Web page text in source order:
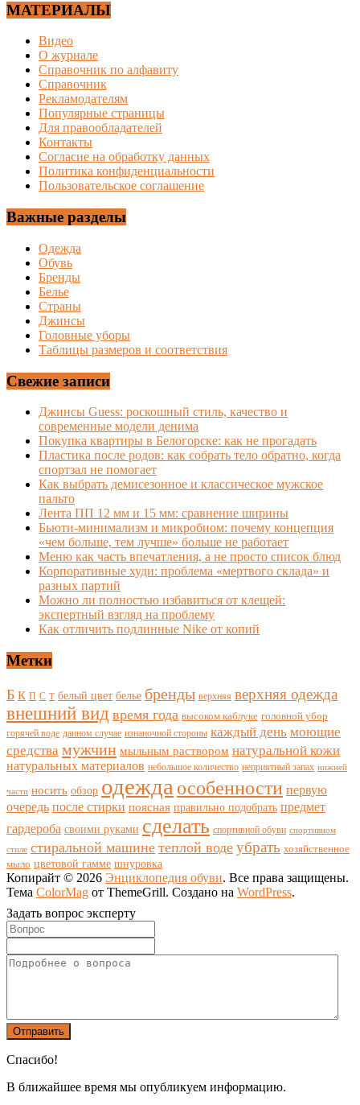
МАТЕРИАЛЫ
Видео
О журнале
Справочник по алфавиту
Справочник
Рекламодателям
Популярные страницы
Для правообладателей
Контакты
Согласие на обработку данных
Политика конфиденциальности
Пользовательское соглашение
Важные разделы
Одежда
Обувь
Бренды
Белье
Страны
Джинсы
Головные уборы
Таблицы размеров и соответствия
Свежие записи
Джинсы Guess: роскошный стиль, качество и
современные модели денима
Покупка квартиры в Белогорске: как не прогадать
Пластика после родов: как собрать тело обратно, когда
спортзал не помогает
Как выбрать демисезонное и классическое мужское
пальто
Лента ПП 12 мм и 15 мм: сравнение ширины
Бьюти-минимализм и микробиом: почему концепция
«чем больше, тем лучше» больше не работает
Меню как часть впечатления, а не просто список блюд
Корпоративные худи: проблема «мертвого склада» и
разных партий
Можно ли полностью избавиться от клещей:
экспертный взгляд на проблему
Как отличить подлинные Nike от копий
Метки
Б К П С Т белый цвет белье бренды верхняя верхняя одежда
внешний вид время года высоком каблуке головной убор
горячей воде данном случае изнаночной стороны каждый день моющие
средства мужчин мыльным раствором натуральной кожи
натуральных материалов небольшое количество неприятный запах нижней
части носить обзор одежда особенности первую
очередь после стирки поясная правильно подобрать предмет
гардероба своими руками сделать спортивной обуви спортивном
стиле стиральной машине теплой воде убрать хозяйственное
мыло цветовой гамме шнуровка
Копирайт © 2026 Энциклопедия обуви. Все права защищены.
Тема ColorMag от ThemeGrill. Создано на WordPress.
Задать вопрос эксперту
Спасибо!
В ближайшее время мы опубликуем информацию.